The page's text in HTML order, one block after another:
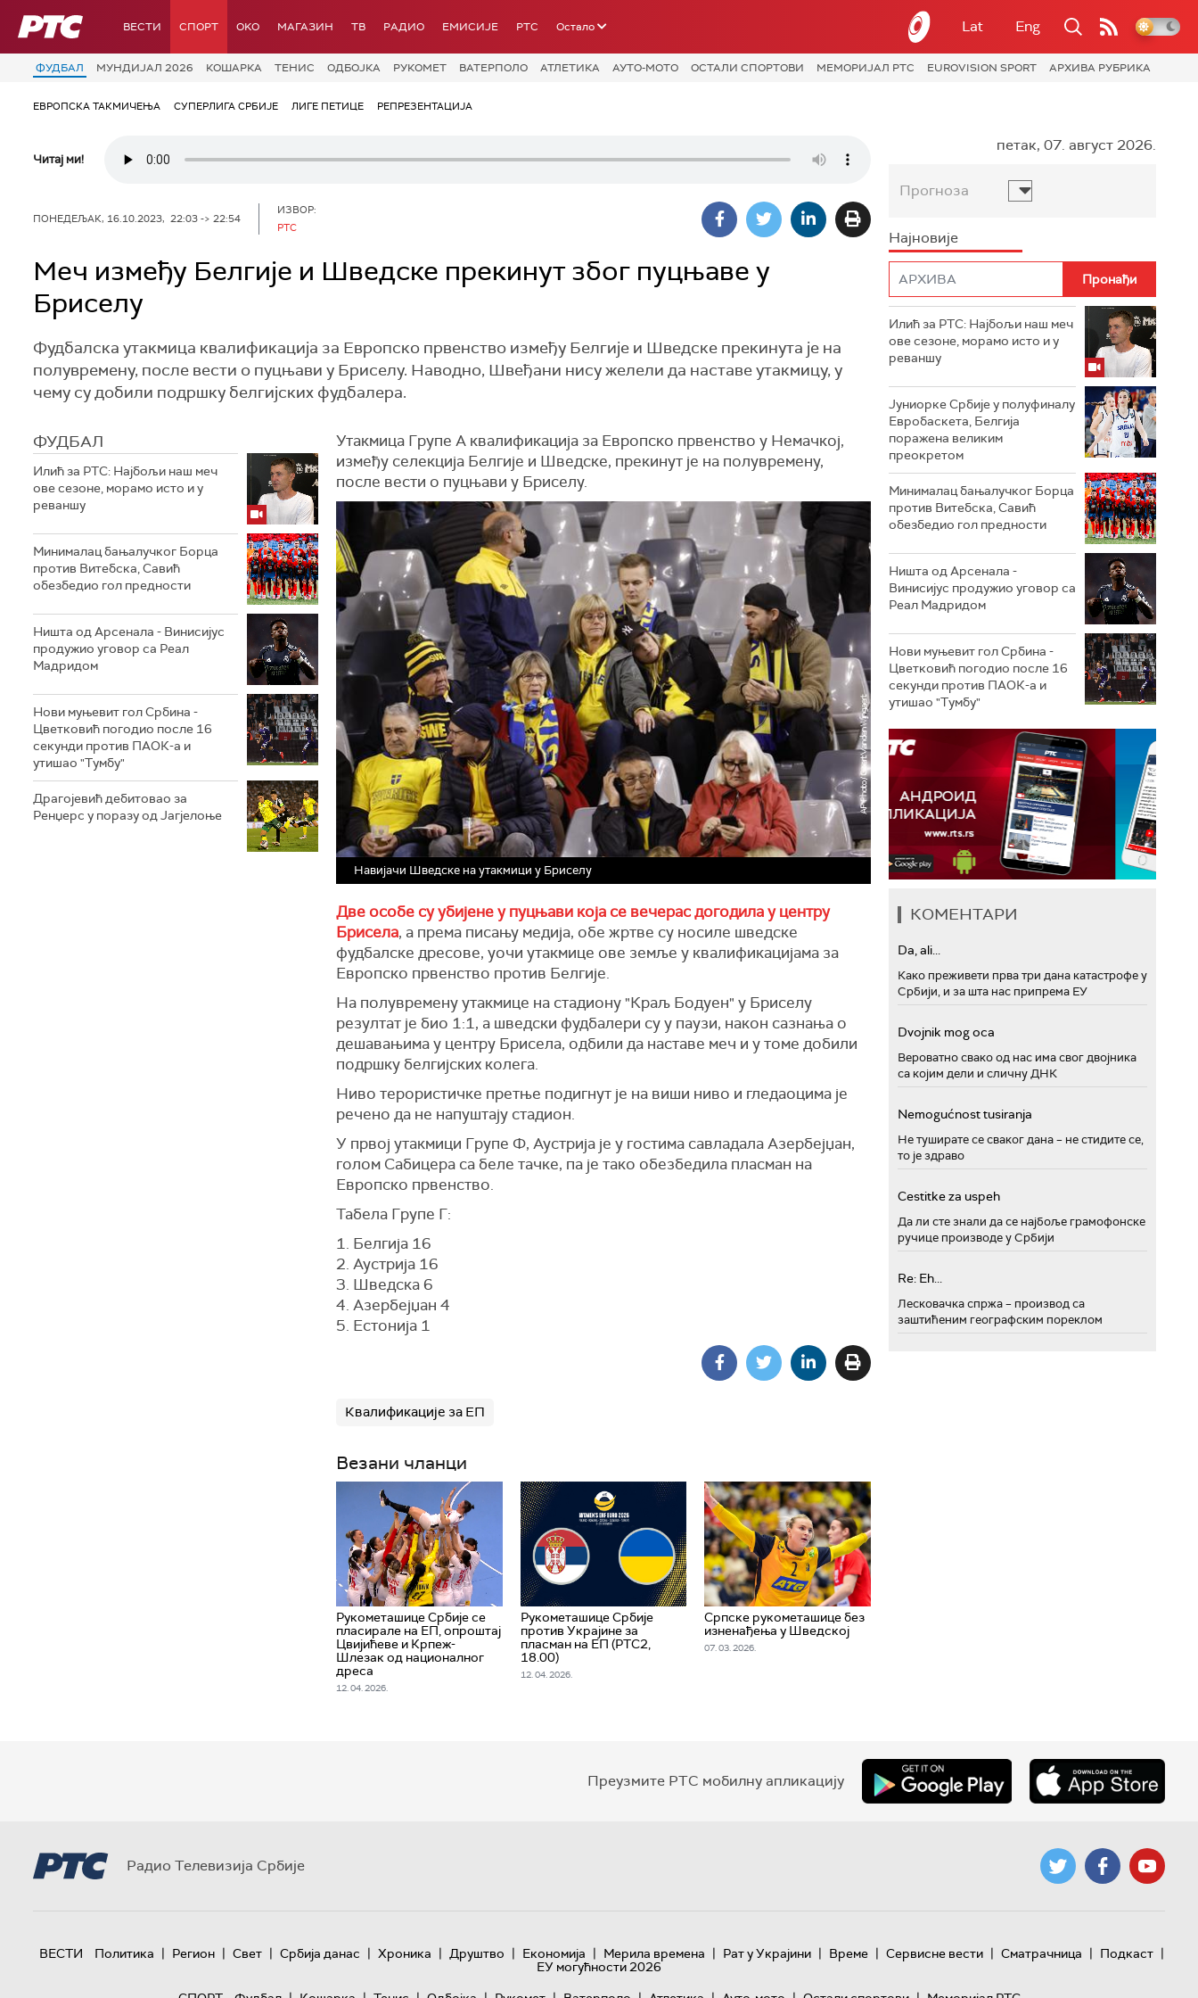
РТС ВЕСТИ СПОРТ OKO МАГАЗИН ТВ РАДИО ЕМИСИЈЕ РТС Остало Lat Eng
ФУДБАЛ МУНДИЈАЛ 2026 КОШАРКА ТЕНИС ОДБОЈКА РУКОМЕТ ВАТЕРПОЛО АТЛЕТИКА АУТО-МОТО ОСТАЛИ СПОРТОВИ МЕМОРИЈАЛ РТС EUROVISION SPORT АРХИВА РУБРИКА
ЕВРОПСКА ТАКМИЧЕЊА СУПЕРЛИГА СРБИЈЕ ЛИГЕ ПЕТИЦЕ РЕПРЕЗЕНТАЦИЈА
Читај ми!
ПОНЕДЕЉАК, 16.10.2023, 22:03 -> 22:54
ИЗВОР:
РТС
Меч између Белгије и Шведске прекинут због пуцњаве у
Бриселу
Фудбалска утакмица квалификација за Европско првенство између Белгије и Шведске прекинута је на
полувремену, после вести о пуцњави у Бриселу. Наводно, Швеђани нису желели да наставе утакмицу, у
чему су добили подршку белгијских фудбалера.
ФУДБАЛ
Илић за РТС: Најбољи наш меч
ове сезоне, морамо исто и у
реваншу
Минималац бањалучког Борца
против Витебска, Савић
обезбедио гол предности
Ништа од Арсенала - Винисијус
продужио уговор са Реал
Мадридом
Нови муњевит гол Србина -
Цветковић погодио после 16
секунди против ПАОК-а и
утишао "Тумбу"
Драгојевић дебитовао за
Ренџерс у поразу од Јагјелоње
Утакмица Групе А квалификација за Европско првенство у Немачкој,
између селекција Белгије и Шведске, прекинут је на полувремену,
после вести о пуцњави у Бриселу.
Навијачи Шведске на утакмици у Бриселу
Две особе су убијене у пуцњави која се вечерас догодила у центру
Брисела, а према писању медија, обе жртве су носиле шведске
фудбалске дресове, уочи утакмице ове земље у квалификацијама за
Европско првенство против Белгије.
На полувремену утакмице на стадиону "Краљ Бодуен" у Бриселу
резултат је био 1:1, а шведски фудбалери су у паузи, након сазнања о
дешавањима у центру Брисела, одбили да наставе меч и у томе добили
подршку белгијских колега.
Ниво терористичке претње подигнут је на виши ниво и гледаоцима је
речено да не напуштају стадион.
У првој утакмици Групе Ф, Аустрија је у гостима савладала Азербејџан,
голом Сабицера са беле тачке, па је тако обезбедила пласман на
Европско првенство.
Табела Групе Г:
1. Белгија 16
2. Аустрија 16
3. Шведска 6
4. Азербејџан 4
5. Естонија 1
Квалификације за ЕП
Везани чланци
Рукометашице Србије се
пласирале на ЕП, опроштај
Цвијићеве и Крпеж-
Шлезак од националног
дреса
12. 04. 2026.
Рукометашице Србије
против Украјине за
пласман на ЕП (РТС2,
18.00)
12. 04. 2026.
Српске рукометашице без
изненађења у Шведској
07. 03. 2026.
петак, 07. август 2026.
Прогноза
Најновије
Илић за РТС: Најбољи наш меч
ове сезоне, морамо исто и у
реваншу
Јуниорке Србије у полуфиналу
Евробаскета, Белгија
поражена великим
преокретом
Минималац бањалучког Борца
против Витебска, Савић
обезбедио гол предности
Ништа од Арсенала -
Винисијус продужио уговор са
Реал Мадридом
Нови муњевит гол Србина -
Цветковић погодио после 16
секунди против ПАОК-а и
утишао "Тумбу"
КОМЕНТАРИ
Da, ali...
Како преживети прва три дана катастрофе у
Србији, и за шта нас припрема ЕУ
Dvojnik mog oca
Вероватно свако од нас има свог двојника
са којим дели и сличну ДНК
Nemogućnost tusiranja
Не туширате се сваког дана – не стидите се,
то је здраво
Cestitke za uspeh
Да ли сте знали да се најбоље грамофонске
ручице производе у Србији
Re: Eh...
Лесковачка спржа – производ са
заштићеним географским пореклом
Преузмите РТС мобилну апликацију
Радио Телевизија Србије
ВЕСТИ Политика | Регион | Свет | Србија данас | Хроника | Друштво | Економија | Мерила времена | Рат у Украјини | Време | Сервисне вести | Сматрачница | Подкаст |
ЕУ могућности 2026